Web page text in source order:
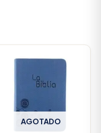
AGOTADO